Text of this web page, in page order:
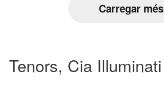
Carregar més
Tenors, Cia Illuminati